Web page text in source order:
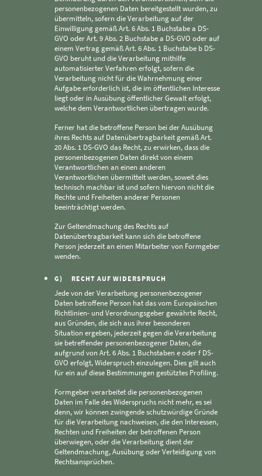
personenbezogenen Daten bereitgestellt wurden, zu
übermitteln, sofern die Verarbeitung auf der
Einwilligung gemäß Art. 6 Abs. 1 Buchstabe a DS-
GVO oder Art. 9 Abs. 2 Buchstabe a DS-GVO oder auf
einem Vertrag gemäß Art. 6 Abs. 1 Buchstabe b DS-
GVO beruht und die Verarbeitung mithilfe
automatisierter Verfahren erfolgt, sofern die
Verarbeitung nicht für die Wahrnehmung einer
Aufgabe erforderlich ist, die im öffentlichen Interesse
liegt oder in Ausübung öffentlicher Gewalt erfolgt,
welche dem Verantwortlichen übertragen wurde.
Ferner hat die betroffene Person bei der Ausübung
ihres Rechts auf Datenübertragbarkeit gemäß Art.
20 Abs. 1 DS-GVO das Recht, zu erwirken, dass die
personenbezogenen Daten direkt von einem
Verantwortlichen an einen anderen
Verantwortlichen übermittelt werden, soweit dies
technisch machbar ist und sofern hiervon nicht die
Rechte und Freiheiten anderer Personen
beeinträchtigt werden.
Zur Geltendmachung des Rechts auf
Datenübertragbarkeit kann sich die betroffene
Person jederzeit an einen Mitarbeiter von Formgeber
wenden.
G) RECHT AUF WIDERSPRUCH
Jede von der Verarbeitung personenbezogener
Daten betroffene Person hat das vom Europäischen
Richtlinien- und Verordnungsgeber gewährte Recht,
aus Gründen, die sich aus ihrer besonderen
Situation ergeben, jederzeit gegen die Verarbeitung
sie betreffender personenbezogener Daten, die
aufgrund von Art. 6 Abs. 1 Buchstaben e oder f DS-
GVO erfolgt, Widerspruch einzulegen. Dies gilt auch
für ein auf diese Bestimmungen gestütztes Profiling.
Formgeber verarbeitet die personenbezogenen
Daten im Falle des Widerspruchs nicht mehr, es sei
denn, wir können zwingende schutzwürdige Gründe
für die Verarbeitung nachweisen, die den Interessen,
Rechten und Freiheiten der betroffenen Person
überwiegen, oder die Verarbeitung dient der
Geltendmachung, Ausübung oder Verteidigung von
Rechtsansprüchen.